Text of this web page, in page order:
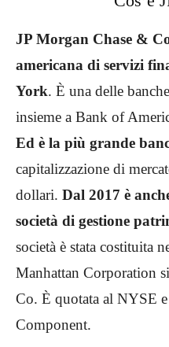
JP Morgan Chase &
americana di servizi
York. È una delle banche
insieme a Bank of
Ed è la più grande
capitalizzazione di
dollari. Dal 2017 è
società di gestione
società è stata costituita
Manhattan Corporation
Co. È quotata al NYSE
Component.